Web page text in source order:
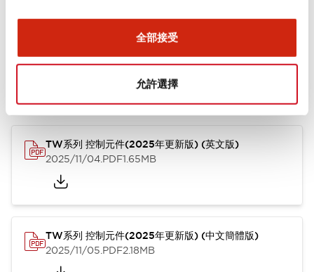
全部接受
允許選擇
認證與標準
TW系列 控制元件(2025年更新版) (英文版)
2025/11/04.PDF1.65MB
TW系列 控制元件(2025年更新版) (中文簡體版)
2025/11/05.PDF2.18MB